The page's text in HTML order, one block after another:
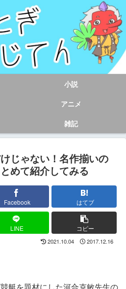
小説
アニメ
雑記
じゃない！名作揃いの
めて紹介してみる
Facebook はてブ
LINE コピー
2021.10.04 2017.12.16
艇を題材にした河合克敏先生の